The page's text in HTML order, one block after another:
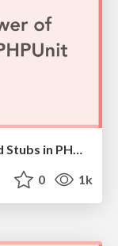
Harnessing the Power of Mocks and Stubs in PHPUnit / #laravellivejp
0 1k